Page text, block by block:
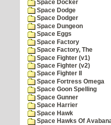
Space Docker
Space Dodge
Space Dodger
Space Dungeon
Space Eggs
Space Factory
Space Factory, The
Space Fighter (v1)
Space Fighter (v2)
Space Fighter II
Space Fortress Omega
Space Goon Spelling
Space Gunner
Space Harrier
Space Hawk
Space Hawks Of